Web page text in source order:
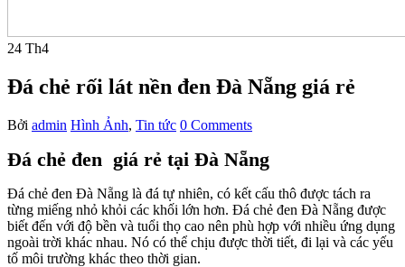
24 Th4
Đá chẻ rối lát nền đen Đà Nẵng giá rẻ
Bởi admin Hình Ảnh, Tin tức 0 Comments
Đá chẻ đen giá rẻ tại Đà Nẵng
Đá chẻ đen Đà Nẵng là đá tự nhiên, có kết cấu thô được tách ra
từng miếng nhỏ khỏi các khối lớn hơn. Đá chẻ đen Đà Nẵng được
biết đến với độ bền và tuổi thọ cao nên phù hợp với nhiều ứng dụng
ngoài trời khác nhau. Nó có thể chịu được thời tiết, đi lại và các yếu
tố môi trường khác theo thời gian.